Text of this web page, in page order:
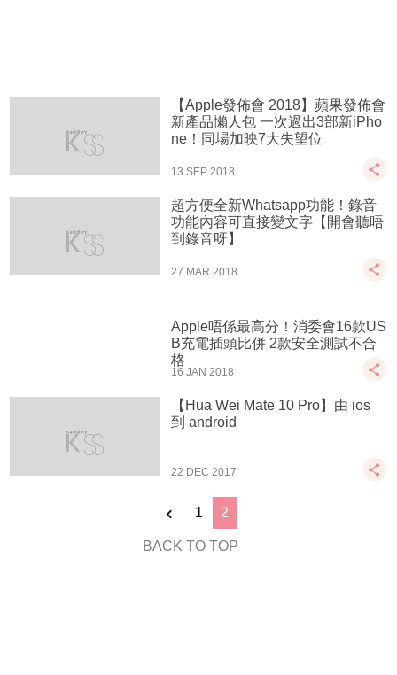
【Apple發佈會 2018】蘋果發佈會
新產品懶人包 一次過出3部新iPho
ne！同場加映7大失望位
13 SEP 2018
超方便全新Whatsapp功能！錄音
功能內容可直接變文字【開會聽唔
到錄音呀】
27 MAR 2018
Apple唔係最高分！消委會16款US
B充電插頭比併 2款安全測試不合
格
16 JAN 2018
【Hua Wei Mate 10 Pro】由 ios
到 android
22 DEC 2017
1 2
BACK TO TOP